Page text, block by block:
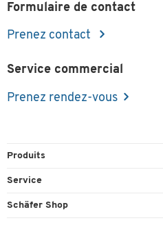
Formulaire de contact
Prenez contact
Service commercial
Prenez rendez-vous
Produits
Emballage et expédition
Service
Aperçu des n° de tél.
Schäfer Shop